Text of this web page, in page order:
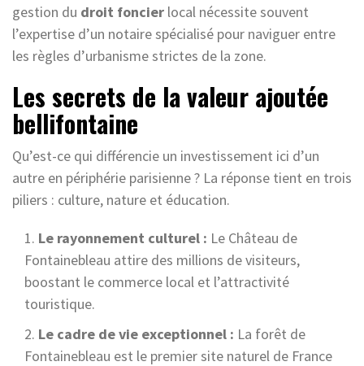
gestion du droit foncier local nécessite souvent
l’expertise d’un notaire spécialisé pour naviguer entre
les règles d’urbanisme strictes de la zone.
Les secrets de la valeur ajoutée
bellifontaine
Qu’est-ce qui différencie un investissement ici d’un
autre en périphérie parisienne ? La réponse tient en trois
piliers : culture, nature et éducation.
Le rayonnement culturel : Le Château de
Fontainebleau attire des millions de visiteurs,
boostant le commerce local et l’attractivité
touristique.
Le cadre de vie exceptionnel : La forêt de
Fontainebleau est le premier site naturel de France